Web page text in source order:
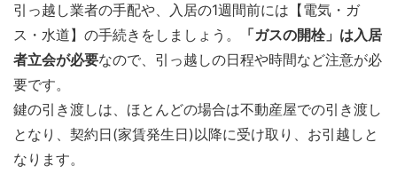
引っ越し業者の手配や、入居の1週間前には【電気・ガ
ス・水道】の手続きをしましょう。
「ガスの開栓」は入居
者立会が必要なので、引っ越しの日程や時間など注意が必
要です。
鍵の引き渡しは、ほとんどの場合は不動産屋での引き渡し
となり、契約日(家賃発生日)以降に受け取り、お引越しと
なります。